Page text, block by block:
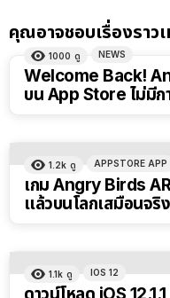
คุณอาจชอบเรื่องราว
1000 ดู NEWS
Welcome Back!
บน App Store ไม่มีก
1.2k ดู APPSTORE APP
เกม Angry Birds
แล้วบนโลกเสมือนจริง
1.1k ดู IOS 12
ดาวน์โหลด iOS